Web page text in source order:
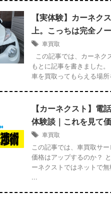
【実体験】カーネク
上。こっちは完全ノ
車買取
この記事では、カーネク
もとに記事を書きました
車を買取ってもらえる場
【カーネクスト】電
体験談｜これを見て
車買取
この記事では、車買取サ
価格はアップするのか？
ーネクストではネットで
...